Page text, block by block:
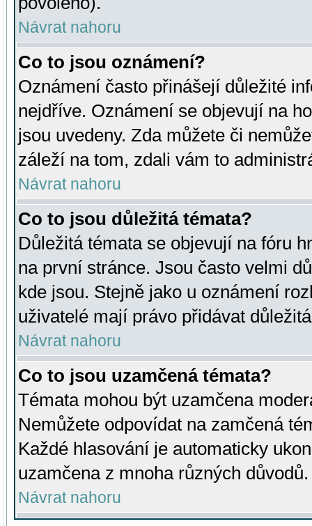
Návrat nahoru
Co to jsou oznámení?
Oznámení často přinášejí důležité
nejdříve. Oznámení se objevují na
jsou uvedeny. Zda můžete či
záleží na tom, zdali vám to
Návrat nahoru
Co to jsou důležitá témata?
Důležitá témata se objevují na fóru
na první stránce. Jsou často velmi
kde jsou. Stejně jako u oznámení
uživatelé mají právo přidávat
Návrat nahoru
Co to jsou uzamčená témata?
Témata mohou být uzamčena
Nemůžete odpovídat na zamčená
Každé hlasování je automaticky
uzamčena z mnoha různých důvodů.
Návrat nahoru